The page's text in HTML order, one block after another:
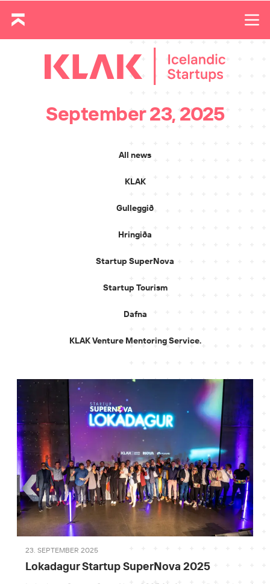
September 23, 2025
All news
KLAK
Gulleggið
Hringiða
Startup SuperNova
Startup Tourism
Dafna
KLAK Venture Mentoring Service.
23. SEPTEMBER 2025
Lokadagur Startup SuperNova 2025